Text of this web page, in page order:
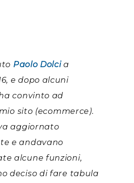
Paolo Dolcia
e dopo alcuni
convinto ad
sito (ecommerce).
aggiornato
e andavano
alcune funzioni,
deciso di fare tabula